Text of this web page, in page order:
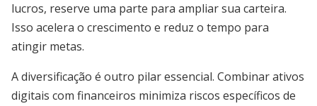
lucros, reserve uma parte para ampliar sua carteira.
Isso acelera o crescimento e reduz o tempo para
atingir metas.
A diversificação é outro pilar essencial. Combinar ativos
digitais com financeiros minimiza riscos específicos de